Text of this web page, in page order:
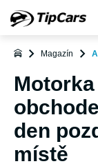
Magazín
den
místě